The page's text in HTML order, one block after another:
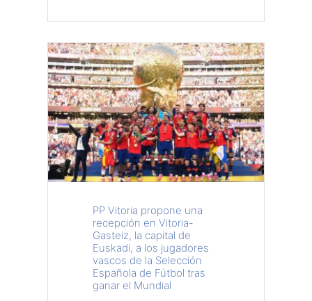
PP Vitoria propone una
recepción en Vitoria-
Gasteiz, la capital de
Euskadi, a los jugadores
vascos de la Selección
Española de Fútbol tras
ganar el Mundial